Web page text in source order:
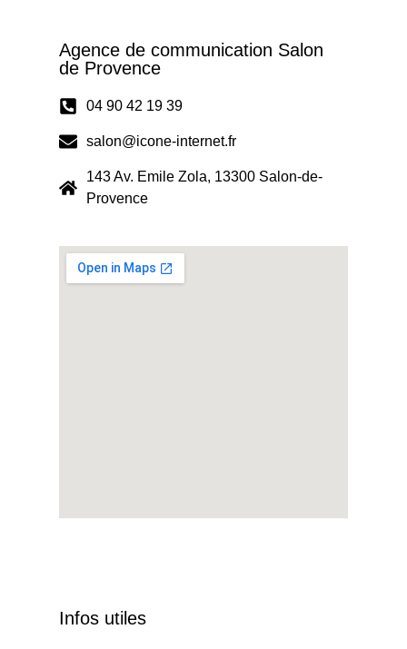
Agence de communication Salon
de Provence
04 90 42 19 39
salon@icone-internet.fr
143 Av. Emile Zola, 13300 Salon-de-
Provence
Infos utiles